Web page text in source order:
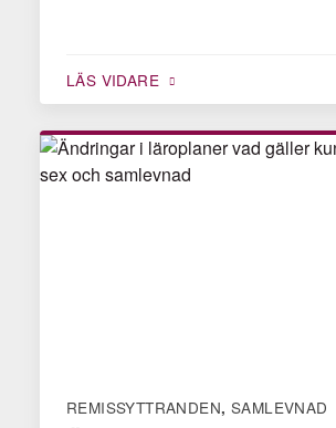
LÄS VIDARE
REMISSYTTRANDEN, SAMLEVNAD